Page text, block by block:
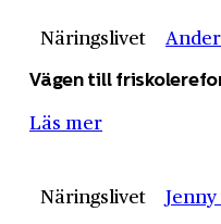
Näringslivet
Vägen till
Läs mer
Näringslivet